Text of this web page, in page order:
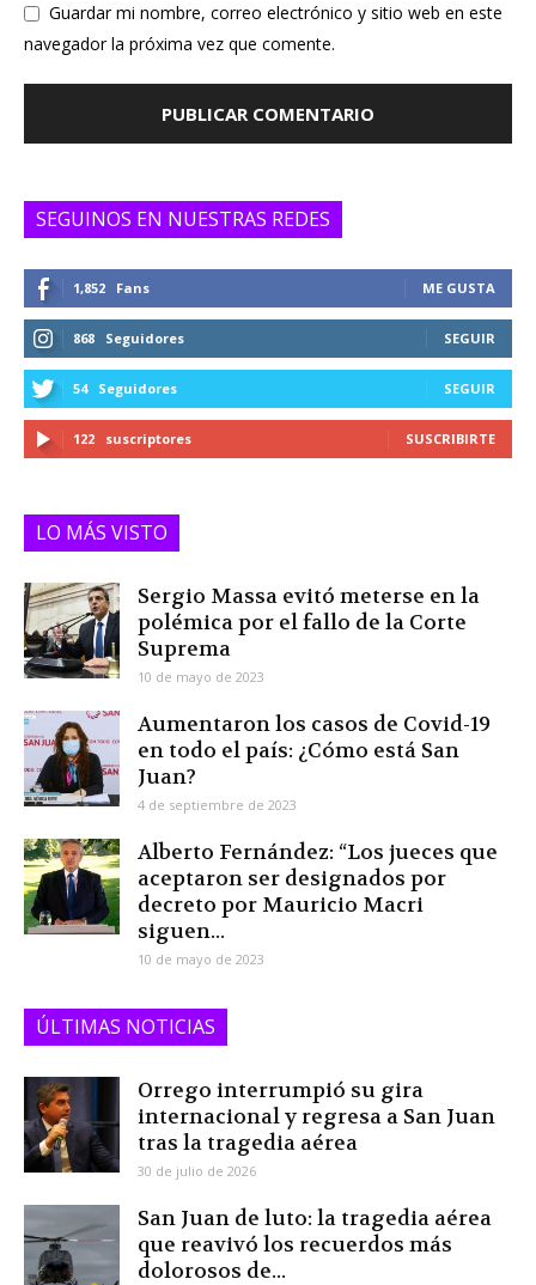
Guardar mi nombre, correo electrónico y sitio web en este
navegador la próxima vez que comente.
SEGUINOS EN NUESTRAS REDES
1,852 Fans ME GUSTA
868 Seguidores SEGUIR
54 Seguidores SEGUIR
122 suscriptores SUSCRIBIRTE
LO MÁS VISTO
Sergio Massa evitó meterse en la
polémica por el fallo de la Corte
Suprema
10 de mayo de 2023
Aumentaron los casos de Covid-19
en todo el país: ¿Cómo está San
Juan?
4 de septiembre de 2023
Alberto Fernández: “Los jueces que
aceptaron ser designados por
decreto por Mauricio Macri
siguen...
10 de mayo de 2023
ÚLTIMAS NOTICIAS
Orrego interrumpió su gira
internacional y regresa a San Juan
tras la tragedia aérea
30 de julio de 2026
San Juan de luto: la tragedia aérea
que reavivó los recuerdos más
dolorosos de...